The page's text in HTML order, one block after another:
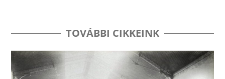
TOVÁBBI CIKKEINK